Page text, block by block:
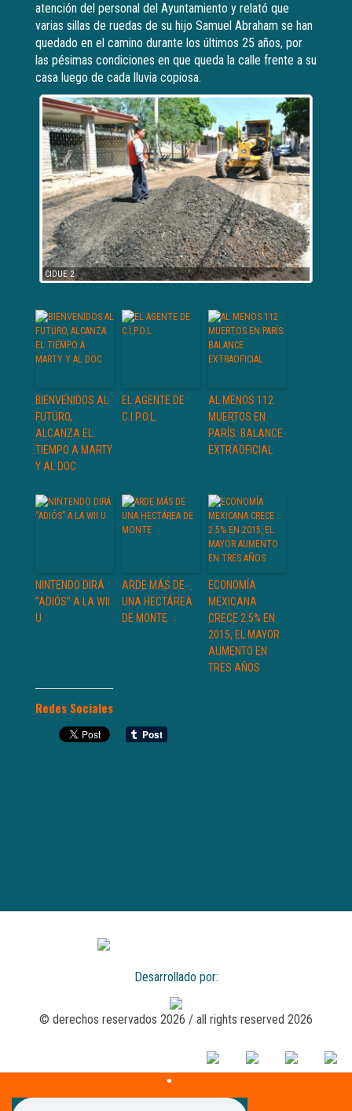
atención del personal del Ayuntamiento y relató que
varias sillas de ruedas de su hijo Samuel Abraham se han
quedado en el camino durante los últimos 25 años, por
las pésimas condiciones en que queda la calle frente a su
casa luego de cada lluvia copiosa.
CIDUE 2
BIENVENIDOS AL
FUTURO,
ALCANZA EL
TIEMPO A MARTY
Y AL DOC
EL AGENTE DE
C.I.P.O.L.
AL MENOS 112
MUERTOS EN
PARÍS: BALANCE
EXTRAOFICIAL
NINTENDO DIRÁ
“ADIÓS” A LA WII
U
ARDE MÁS DE
UNA HECTÁREA
DE MONTE
ECONOMÍA
MEXICANA
CRECE 2.5% EN
2015, EL MAYOR
AUMENTO EN
TRES AÑOS
Redes Sociales
Desarrollado por:
© derechos reservados 2026 / all rights reserved 2026